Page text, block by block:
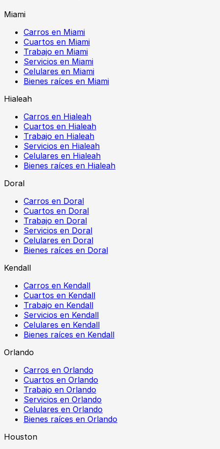
Miami
Carros en Miami
Cuartos en Miami
Trabajo en Miami
Servicios en Miami
Celulares en Miami
Bienes raíces en Miami
Hialeah
Carros en Hialeah
Cuartos en Hialeah
Trabajo en Hialeah
Servicios en Hialeah
Celulares en Hialeah
Bienes raíces en Hialeah
Doral
Carros en Doral
Cuartos en Doral
Trabajo en Doral
Servicios en Doral
Celulares en Doral
Bienes raíces en Doral
Kendall
Carros en Kendall
Cuartos en Kendall
Trabajo en Kendall
Servicios en Kendall
Celulares en Kendall
Bienes raíces en Kendall
Orlando
Carros en Orlando
Cuartos en Orlando
Trabajo en Orlando
Servicios en Orlando
Celulares en Orlando
Bienes raíces en Orlando
Houston